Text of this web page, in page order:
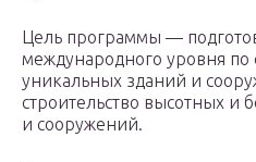
Цель программы —
международного уровня по
уникальных зданий и
строительство высотных и
и сооружений.